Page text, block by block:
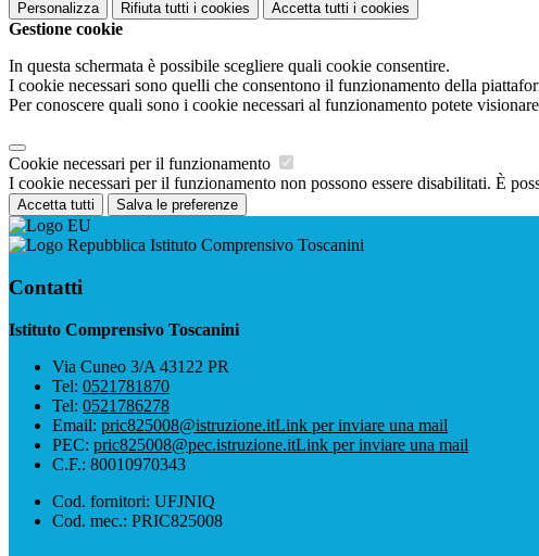
Personalizza Rifiuta tutti i cookies Accetta tutti i cookies
Gestione cookie
In questa schermata è possibile scegliere quali cookie consentire.
I cookie necessari sono quelli che consentono il funzionamento della
Per conoscere quali sono i cookie necessari al funzionamento potete
Cookie necessari per il funzionamento
I cookie necessari per il funzionamento non possono essere disabilitati. È
Accetta tutti Salva le preferenze
Istituto Comprensivo Toscanini
Contatti
Istituto Comprensivo Toscanini
Via Cuneo 3/A 43122 PR
Tel: 0521781870
Tel: 0521786278
Email: pric825008@istruzione.itLink per inviare una mail
PEC: pric825008@pec.istruzione.itLink per inviare una mail
C.F.: 80010970343
Cod. fornitori: UFJNIQ
Cod. mec.: PRIC825008